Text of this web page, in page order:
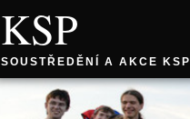
KSP
SOUSTŘEDĚNÍ A AKCE KSP